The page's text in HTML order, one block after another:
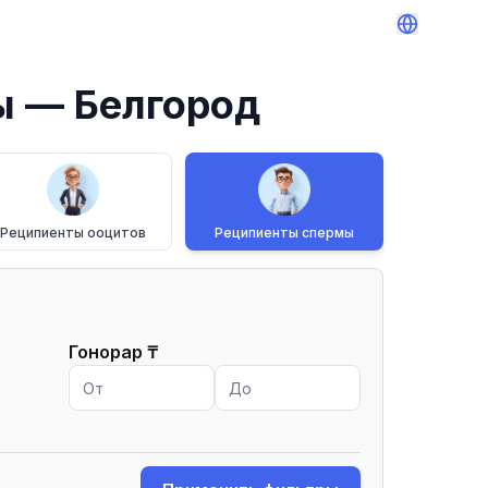
— Белгород
Реципиенты ооцитов Реципиенты спермы
Гонорар ₸